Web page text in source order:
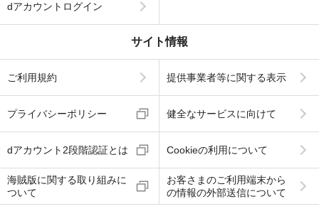
dアカウントログイン
サイト情報
ご利用規約 提供事業者等に関する表示
プライバシーポリシー 健全なサービスに向けて
dアカウント2段階認証とは Cookieの利用について
海賊版に関する取り組みに
ついて
お客さまのご利用端末から
の情報の外部送信について